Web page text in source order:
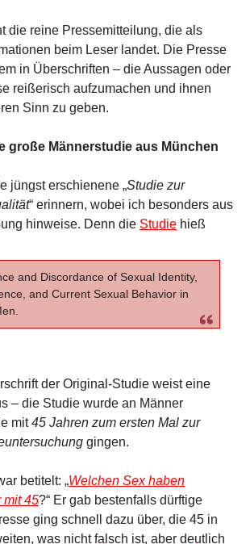
die reine Pressemitteilung, die als
beim Leser landet. Die Presse
in Überschriften – die Aussagen oder
reißerisch aufzumachen und ihnen
Sinn zu geben.
große Männerstudie aus München
jüngst erschienene „Studie zur
“ erinnern, wobei ich besonders aus
hinweise. Denn die Studie hieß
and Discordance of Sexual Identity,
and Current Sexual Behavior in
der Original-Studie weist eine
– die Studie wurde an Männer
mit45 Jahren zum ersten Mal zur
gingen.
betitelt: „Welchen Sex haben
mit 45?“ Er gab bestenfalls dürftige
ging schnell dazu über, die 45 in
was nicht falsch ist, aber deutlich